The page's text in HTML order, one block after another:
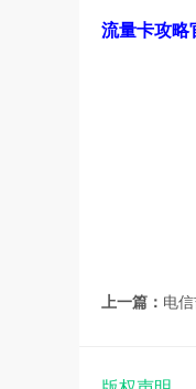
流量卡攻略
上一篇： 电